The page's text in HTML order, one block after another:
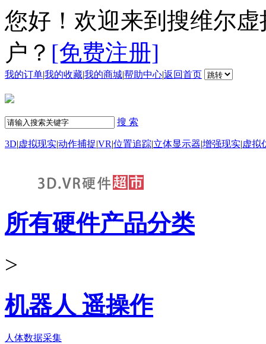
您好！欢迎来到搜维尔
户？ [免费注册]
我的订单|我的收藏|我的商城|帮助中心|返回首页
搜 索
3D|虚拟现实|动作捕捉|VR|位置追踪|立体显示器|增强现实|虚拟
所有硬件产品分类
>
机器人 遥操作
人体数据采集